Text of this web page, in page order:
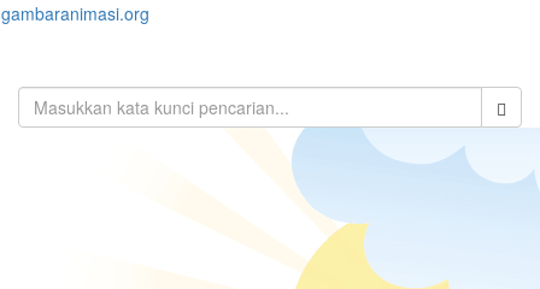
gambaranimasi.org